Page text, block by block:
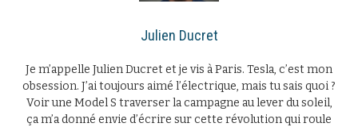
Julien Ducret
Je m’appelle Julien Ducret et je vis à Paris. Tesla, c’est mon
obsession. J’ai toujours aimé l’électrique, mais tu sais quoi ?
Voir une Model S traverser la campagne au lever du soleil,
ça m’a donné envie d’écrire sur cette révolution qui roule